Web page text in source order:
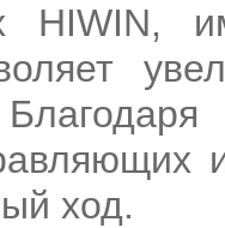
HIWIN,
ход.